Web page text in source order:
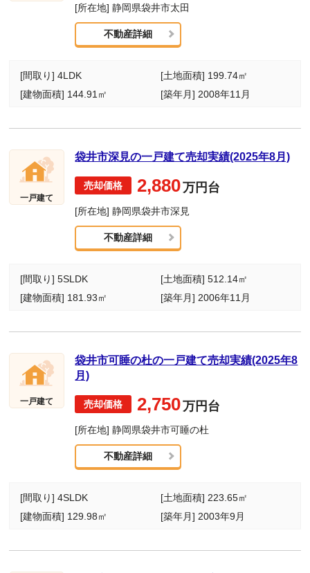
[所在地] 静岡県袋井市太田
不動産詳細
[間取り] 4LDK
[土地面積] 199.74㎡
[建物面積] 144.91㎡
[築年月] 2008年11月
一戸建て
袋井市深見の一戸建て売却実績(2025年8月)
2,880万円台
[所在地] 静岡県袋井市深見
不動産詳細
[間取り] 5SLDK
[土地面積] 512.14㎡
[建物面積] 181.93㎡
[築年月] 2006年11月
一戸建て
袋井市可睡の杜の一戸建て売却実績(2025年8
月)
2,750万円台
[所在地] 静岡県袋井市可睡の杜
不動産詳細
[間取り] 4SLDK
[土地面積] 223.65㎡
[建物面積] 129.98㎡
[築年月] 2003年9月